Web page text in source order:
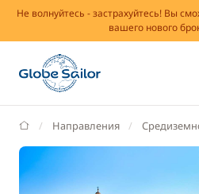
Не волнуйтесь - застрахуйтесь! Вы
вашего нового
GlobeSailor
Направления